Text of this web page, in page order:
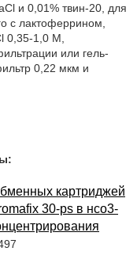
и 0,01% твин-20, для
с лактоферрином,
0,35-1,0 М,
или гель-
0,22 мкм и
картриджей
30-ps в нсо3-